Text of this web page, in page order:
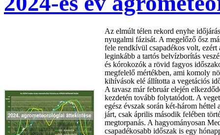
Az elmúlt télen rekord enyhe
nyugalmi fázisát. A megelőző ősz
fele rendkívül csapadékos volt, ezért
leginkább a tartós belvízborítás
és kórokozók a rövid fagyos
megfelelő mértékben, ami komoly
kihívások elé állította a vegetációs
A tavasz már február elején
kezdetén tovább folytatódott. A
egész évszak során két-három héttel
járt, csak április második felében
megtorpanás. A hagyományosan
csapadékosabb időszak is egy